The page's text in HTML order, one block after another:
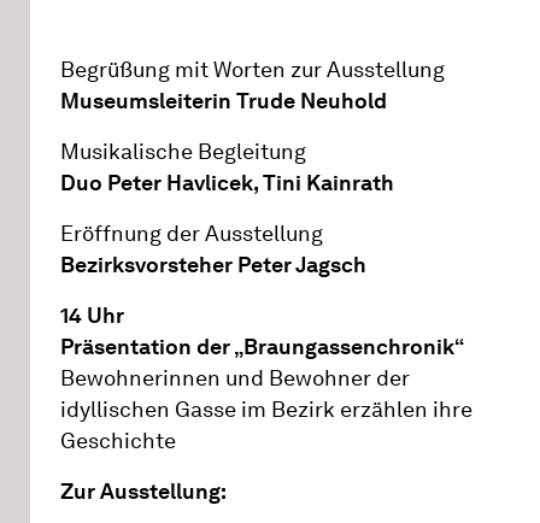
Begrüßung mit Worten zur Ausstellung
Museumsleiterin Trude Neuhold
Musikalische Begleitung
Duo Peter Havlicek, Tini Kainrath
Eröffnung der Ausstellung
Bezirksvorsteher Peter Jagsch
14 Uhr
Präsentation der „Braungassenchronik“
Bewohnerinnen und Bewohner der
idyllischen Gasse im Bezirk erzählen ihre
Geschichte
Zur Ausstellung: